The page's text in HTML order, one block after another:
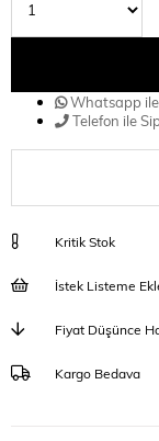
Whatsapp ile
Telefon ile
Kritik Stok
İstek Listeme
Fiyat Düşünce
Kargo Bedava